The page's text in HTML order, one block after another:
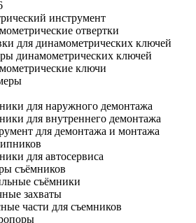
инструмент
отвертки
для динамометрических ключей
динамометрических ключей
ключи
для наружного демонтажа
для внутреннего демонтажа
для демонтажа и монтажа
для автосервиса
съёмников
съёмники
захваты
части для съемников